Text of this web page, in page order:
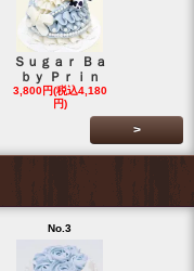
Ｓｕｇａｒ Ｂａ
ｂｙ Ｐｒｉｎ
3,800円(税込4,180
円)
>
No.3